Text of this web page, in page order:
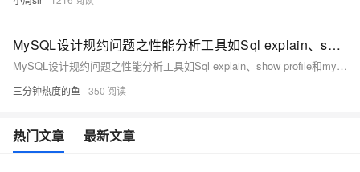
MySQL设计规约问题之性能分析工具如Sql explain、show profile和mysqlsla在数据库性能优化中有什么作用
MySQL设计规约问题之性能分析工具如Sql explain、show profile和mysqlsla在数据库性能优化中有什么作用
三分钟热度的鱼 350
热门文章 最新文章